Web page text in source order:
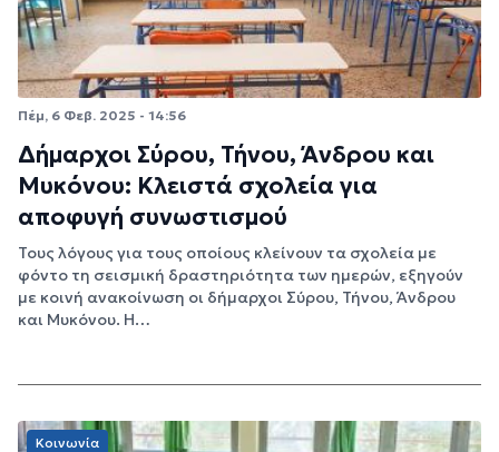
Πέμ, 6 Φεβ. 2025 - 14:56
Δήμαρχοι Σύρου, Τήνου, Άνδρου και
Μυκόνου: Κλειστά σχολεία για
αποφυγή συνωστισμού
Τους λόγους για τους οποίους κλείνουν τα σχολεία με
φόντο τη σεισμική δραστηριότητα των ημερών, εξηγούν
με κοινή ανακοίνωση οι δήμαρχοι Σύρου, Τήνου, Άνδρου
και Μυκόνου. Η…
Κοινωνία